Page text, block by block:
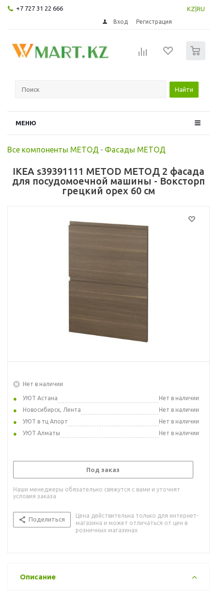
+7 727 31 22 666 KZ RU
Вход Регистрация
Найти
МЕНЮ
Все компоненты МЕТОД - Фасады МЕТОД
IKEA s39391111 METOD МЕТОД 2 фасада
для посудомоечной машины - Воксторп
грецкий орех 60 см
Нет в наличии
УЮТ Астана
Нет в наличии
Новосибирск, Лента
Нет в наличии
УЮТ в тц Апорт
Нет в наличии
УЮТ Алматы
Нет в наличии
Под заказ
Наши менеджеры обязательно свяжутся с вами и уточнят
условия заказа
Поделиться
Цена действительна только для интернет-
магазина и может отличаться от цен в
розничных магазинах
Описание